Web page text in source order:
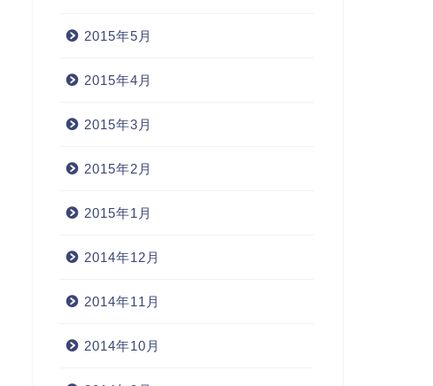
2015年5月
2015年4月
2015年3月
2015年2月
2015年1月
2014年12月
2014年11月
2014年10月